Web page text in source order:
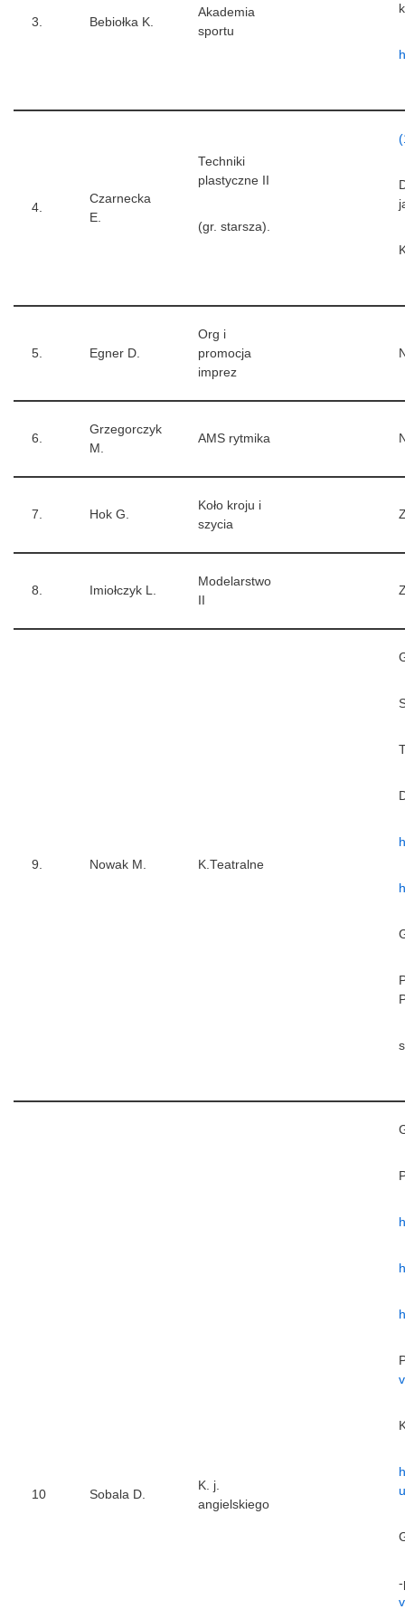
3. Bebiołka K.
Akademia
sportu
4.
Czarnecka
E.
Techniki
plastyczne II
(gr. starsza).
5. Egner D.
Org i
promocja
imprez
6.
Grzegorczyk
M.
AMS rytmika
7. Hok G.
Koło kroju i
szycia
8. Imiołczyk L.
Modelarstwo
9. Nowak M. K.Teatralne
10 Sobala D.
K. j.
angielskiego
-